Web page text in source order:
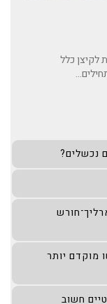
כלל
יותר
חשוב